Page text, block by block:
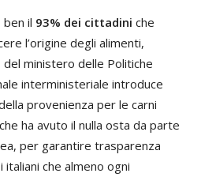
il 93% dei cittadini che
l’origine degli alimenti,
del ministero delle Politiche
interministeriale introduce
provenienza per le carni
ha avuto il nulla osta da parte
per garantire trasparenza
che almeno ogni